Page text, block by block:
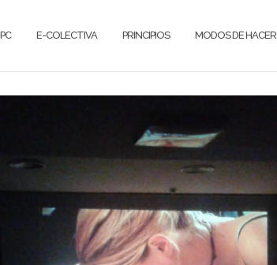
E-COLECTIVA PRINCIPIOS MODOS DE HACER